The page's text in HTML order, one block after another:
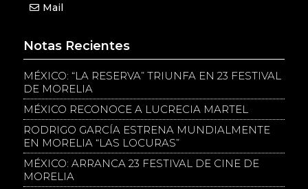
Mail
Notas Recientes
MÉXICO: “LA RESERVA” TRIUNFA EN 23 FESTIVAL
DE MORELIA
MÉXICO RECONOCE A LUCRECIA MARTEL
RODRIGO GARCÍA ESTRENA MUNDIALMENTE
EN MORELIA “LAS LOCURAS”
MÉXICO: ARRANCA 23 FESTIVAL DE CINE DE
MORELIA